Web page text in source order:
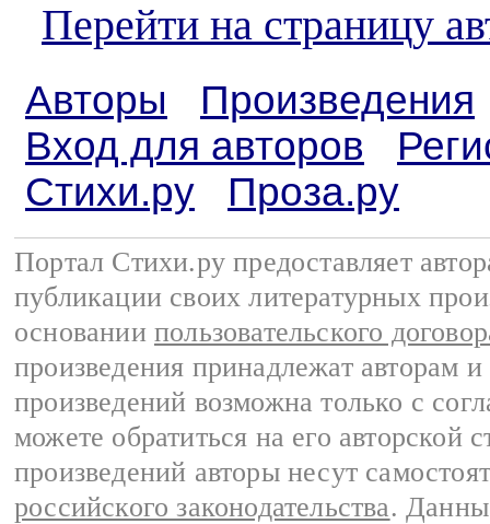
Перейти на страницу
Авторы
Произведения
Вход для авторов
Стихи.ру
Проза.ру
Портал Стихи.ру предоставляет
публикации своих литературных
основании пользовательского
произведения принадлежат авторам
произведений возможна только с
можете обратиться на его авторской
произведений авторы несут
российского законодательства.